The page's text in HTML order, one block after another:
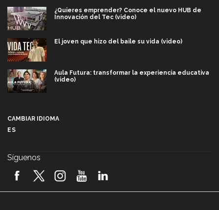
¿Quieres emprender? Conoce el nuevo HUB de
Innovación del Tec (video)
El joven que hizo del baile su vida (video)
Aula Futura: transformar la experiencia educativa
(video)
2026! (video)
CAMBIAR IDIOMA
ES
Síguenos